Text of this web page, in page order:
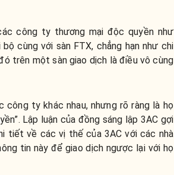
công ty thương mại độc quyền như
cùng với sàn FTX, chẳng hạn như chi
trên một sàn giao dịch là điều vô cùng
công ty khác nhau, nhưng rõ ràng là họ
Lập luận của đồng sáng lập 3AC gợi
tiết về các vị thế của 3AC với các nhà
tin này để giao dịch ngược lại với họ